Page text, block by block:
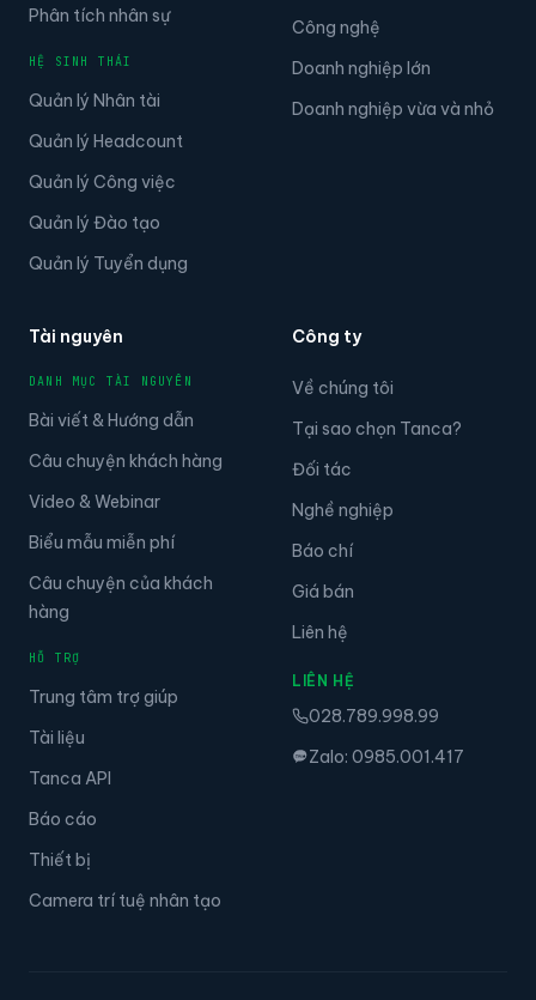
Phân tích nhân sự
HỆ SINH THÁI
Quản lý Nhân tài
Quản lý Headcount
Quản lý Công việc
Quản lý Đào tạo
Quản lý Tuyển dụng
Công nghệ
Doanh nghiệp lớn
Doanh nghiệp vừa và nhỏ
Tài nguyên
DANH MỤC TÀI NGUYÊN
Bài viết & Hướng dẫn
Câu chuyện khách hàng
Video & Webinar
Biểu mẫu miễn phí
Câu chuyện của khách
hàng
HỖ TRỢ
Trung tâm trợ giúp
Tài liệu
Tanca API
Báo cáo
Thiết bị
Camera trí tuệ nhân tạo
Công ty
Về chúng tôi
Tại sao chọn Tanca?
Đối tác
Nghề nghiệp
Báo chí
Giá bán
Liên hệ
LIÊN HỆ
028.789.998.99
Zalo: 0985.001.417